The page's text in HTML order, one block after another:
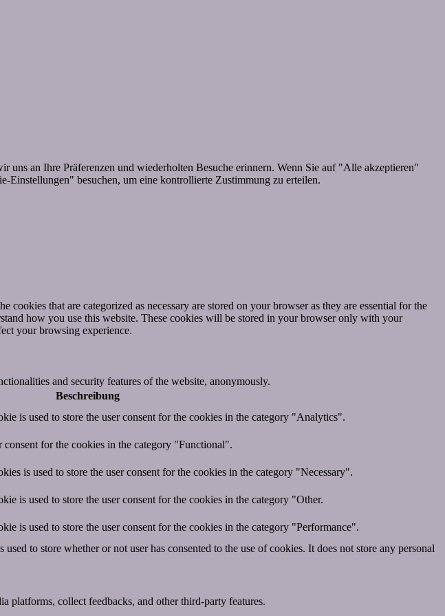
an Ihre Präferenzen und wiederholten Besuche erinnern. Wenn Sie auf "Alle akzeptieren"
besuchen, um eine kontrollierte Zustimmung zu erteilen.
that are categorized as necessary are stored on your browser as they are essential for the
how you use this website. These cookies will be stored in your browser only with your
your browsing experience.
and security features of the website, anonymously.
Beschreibung
is used to store the user consent for the cookies in the category "Analytics".
for the cookies in the category "Functional".
is used to store the user consent for the cookies in the category "Necessary".
is used to store the user consent for the cookies in the category "Other.
is used to store the user consent for the cookies in the category "Performance".
to store whether or not user has consented to the use of cookies. It does not store any personal
platforms, collect feedbacks, and other third-party features.